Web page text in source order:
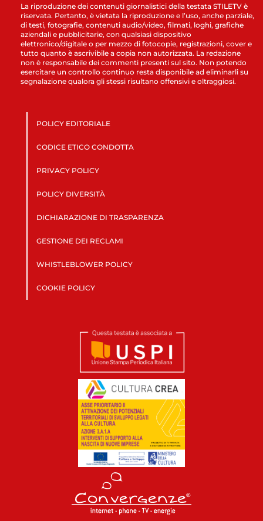
La riproduzione dei contenuti giornalistici della testata STILETV è
riservata. Pertanto, è vietata la riproduzione e l’uso, anche parziale,
di testi, fotografie, contenuti audio/video, filmati, loghi, grafiche
aziendali e pubblicitarie, con qualsiasi dispositivo
elettronico/digitale o per mezzo di fotocopie, registrazioni, cover e
tutto quanto è ascrivibile a copia non autorizzata. La redazione
non è responsabile dei commenti presenti sul sito. Non potendo
esercitare un controllo continuo resta disponibile ad eliminarli su
segnalazione qualora gli stessi risultano offensivi e oltraggiosi.
POLICY EDITORIALE
CODICE ETICO CONDOTTA
PRIVACY POLICY
POLICY DIVERSITÀ
DICHIARAZIONE DI TRASPARENZA
GESTIONE DEI RECLAMI
WHISTLEBLOWER POLICY
COOKIE POLICY